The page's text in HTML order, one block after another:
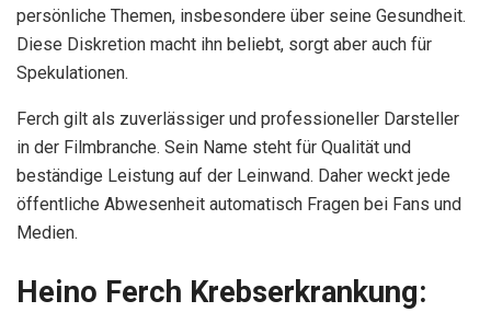
persönliche Themen, insbesondere über seine Gesundheit.
Diese Diskretion macht ihn beliebt, sorgt aber auch für
Spekulationen.
Ferch gilt als zuverlässiger und professioneller Darsteller
in der Filmbranche. Sein Name steht für Qualität und
beständige Leistung auf der Leinwand. Daher weckt jede
öffentliche Abwesenheit automatisch Fragen bei Fans und
Medien.
Heino Ferch Krebserkrankung: